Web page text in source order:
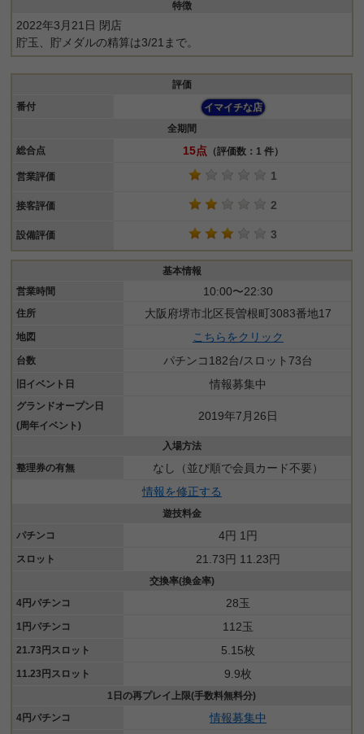
特徴
2022年3月21日 閉店
貯玉、貯メダルの精算は3/21まで。
評価
番付
イマイチな店
全期間
総合点
15点 （評価数：1 件）
営業評価 1
接客評価 2
設備評価 3
基本情報
営業時間
10:00〜22:30
住所 大阪府堺市北区長曽根町3083番地17
地図 こちらをクリック
台数 パチンコ182台/スロット73台
旧イベント日 情報募集中
グランドオープン日
(周年イベント)
2019年7月26日
入場方法
整理券の有無
なし（並び順で会員カード不要）
情報を修正する
遊技料金
パチンコ
4円 1円
スロット 21.73円 11.23円
交換率(換金率)
4円パチンコ
28玉
1円パチンコ 112玉
21.73円スロット 5.15枚
11.23円スロット 9.9枚
1日の再プレイ上限(手数料無料分)
4円パチンコ
情報募集中